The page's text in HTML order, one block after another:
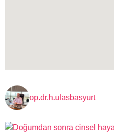
op.dr.h.ulasbasyurt